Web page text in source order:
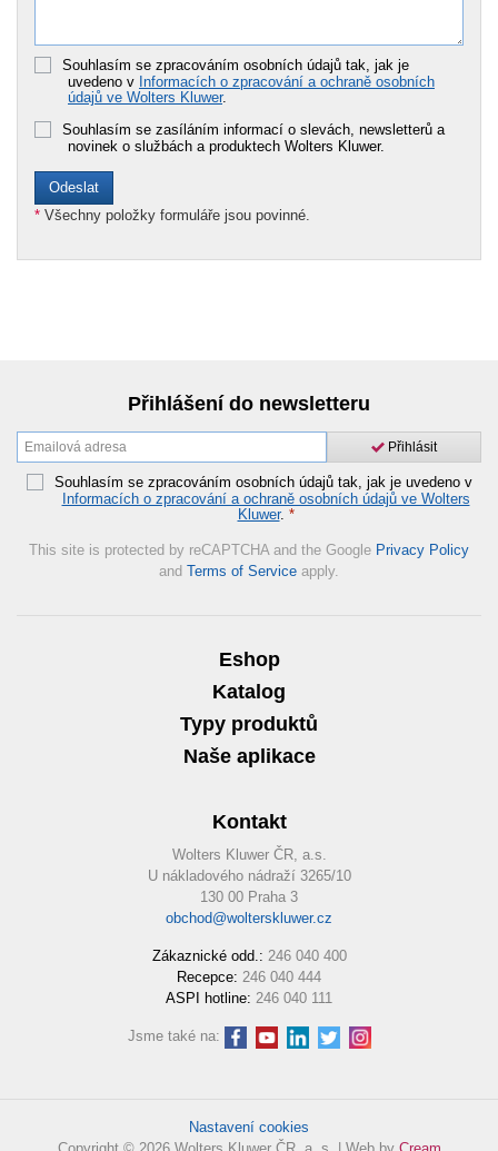
Souhlasím se zpracováním osobních údajů tak, jak je
uvedeno v Informacích o zpracování a ochraně osobních
údajů ve Wolters Kluwer.
Souhlasím se zasíláním informací o slevách, newsletterů a
novinek o službách a produktech Wolters Kluwer.
* Všechny položky formuláře jsou povinné.
Přihlášení do newsletteru
Přihlásit
Souhlasím se zpracováním osobních údajů tak, jak je uvedeno v
Informacích o zpracování a ochraně osobních údajů ve Wolters
Kluwer. *
This site is protected by reCAPTCHA and the Google Privacy Policy
and Terms of Service apply.
Eshop
Katalog
Typy produktů
Naše aplikace
Kontakt
Wolters Kluwer ČR, a.s.
U nákladového nádraží 3265/10
130 00 Praha 3
obchod@wolterskluwer.cz
Zákaznické odd.: 246 040 400
Recepce: 246 040 444
ASPI hotline: 246 040 111
Jsme také na:
Nastavení cookies